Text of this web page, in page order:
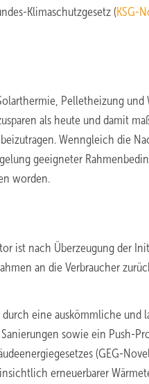
Klimaschutzgesetz (KSG-
Pelletheizung und
als heute und damit
Wenngleich die
geeigneter
worden.
ist nach Überzeugung der
an die Verbraucher
eine auskömmliche und
sowie ein Push-
(GEG-
erneuerbarer